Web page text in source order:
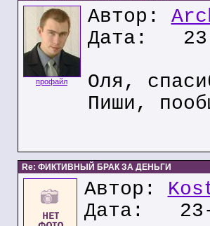
профайл
Автор:
Дата:
Оля,
Пиши,
Re: ФИКТИВНЫЙ БРАК ЗА ДЕНЬГИ
Автор:
Дата: 23-